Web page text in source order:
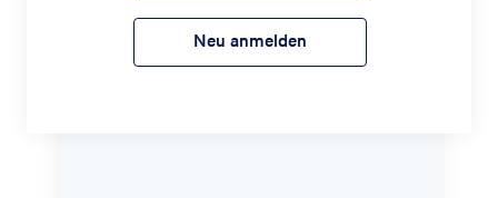
Neu anmelden